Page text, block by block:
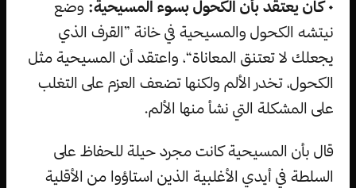
• كان يعتقد بأن الكحول بسوء المسيحية: وضع
نيتشه الكحول والمسيحية في خانة ”القرف الذي
يجعلك لا تعتنق المعاناة“، واعتقد أن المسيحية مثل
الكحول، تخدر الألم ولكنها تضعف العزم على التغلب
على المشكلة التي نشأ منها الألم.
قال بأن المسيحية كانت مجرد حيلة للحفاظ على
السلطة في أيدي الأغلبية الذين استاؤوا من الأقلية